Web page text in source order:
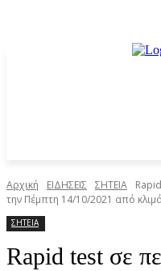
Αρχική ΕΙΔΗΣΕΙΣ ΣΗΤΕΙΑ
την Πέμπτη 14/10/2021 από
ΣΗΤΕΙΑ
Rapid test σε